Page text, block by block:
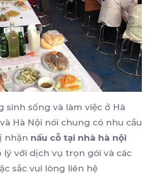
sinh sống và làm việc ở Hà
Hà Nội nói chung có nhu cầu
nhận nấu cỗ tại nhà hà nội
lý với dịch vụ trọn gói và các
sắc vui lòng liên hệ